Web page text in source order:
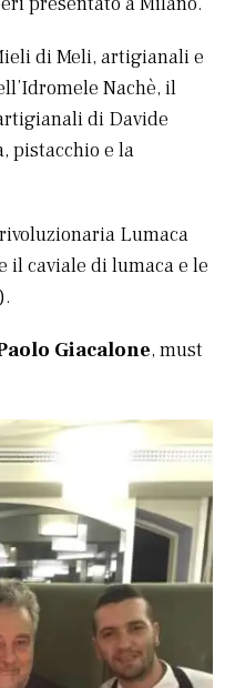
di Meli, artigianali e
Nachè, il
di Davide
pistacchio e la
Lumaca
il caviale di lumaca e le
Giacalone, must